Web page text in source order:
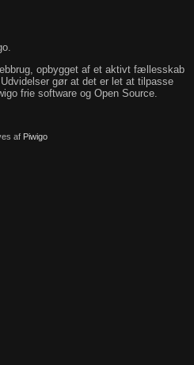
opbygget af et aktivt fællesskab
gør at det er let at tilpasse
frie software og Open Source.
af Piwigo